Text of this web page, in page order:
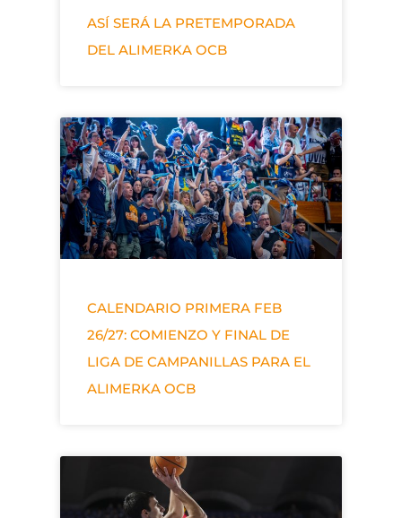
ASÍ SERÁ LA PRETEMPORADA
DEL ALIMERKA OCB
CALENDARIO PRIMERA FEB
26/27: COMIENZO Y FINAL DE
LIGA DE CAMPANILLAS PARA EL
ALIMERKA OCB